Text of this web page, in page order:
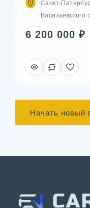
Санкт-
Васильевского
6 200 000 ₽
Начать новый